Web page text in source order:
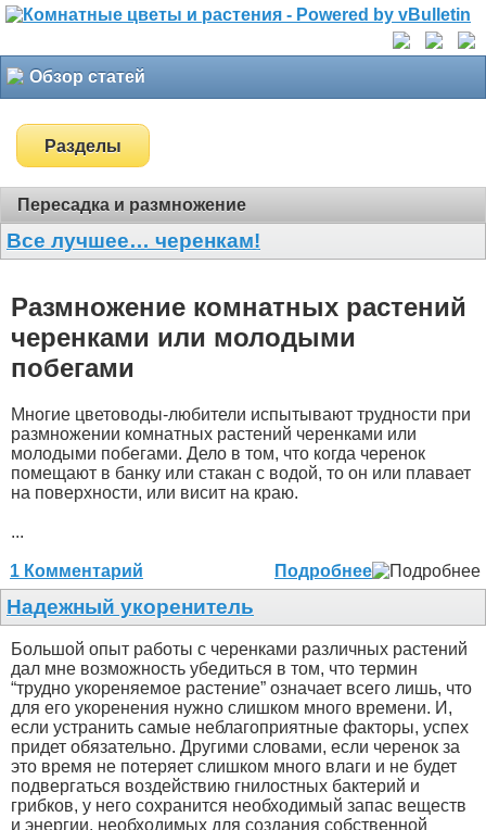
Обзор статей
Разделы
Пересадка и размножение
Все лучшее… черенкам!
Размножение комнатных растений
черенками или молодыми
побегами
Многие цветоводы-любители испытывают трудности при
размножении комнатных растений черенками или
молодыми побегами. Дело в том, что когда черенок
помещают в банку или стакан с водой, то он или плавает
на поверхности, или висит на краю.
...
1 Комментарий Подробнее
Надежный укоренитель
Большой опыт работы с черенками различных растений
дал мне возможность убедиться в том, что термин
“трудно укореняемое растение” означает всего лишь, что
для его укоренения нужно слишком много времени. И,
если устранить самые неблагоприятные факторы, успех
придет обязательно. Другими словами, если черенок за
это время не потеряет слишком много влаги и не будет
подвергаться воздействию гнилостных бактерий и
грибков, у него сохранится необходимый запас веществ
и энергии, необходимых для создания собственной